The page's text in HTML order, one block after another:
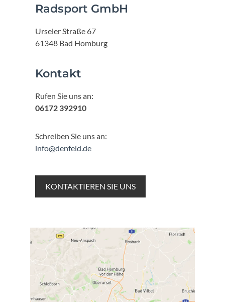
Radsport GmbH
Urseler Straße 67
61348 Bad Homburg
Kontakt
Rufen Sie uns an:
06172 392910
Schreiben Sie uns an:
info@denfeld.de
KONTAKTIEREN SIE UNS